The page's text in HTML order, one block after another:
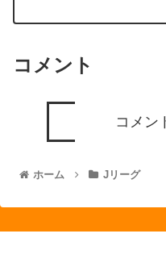
コメント
コメン
ホーム Jリーグ